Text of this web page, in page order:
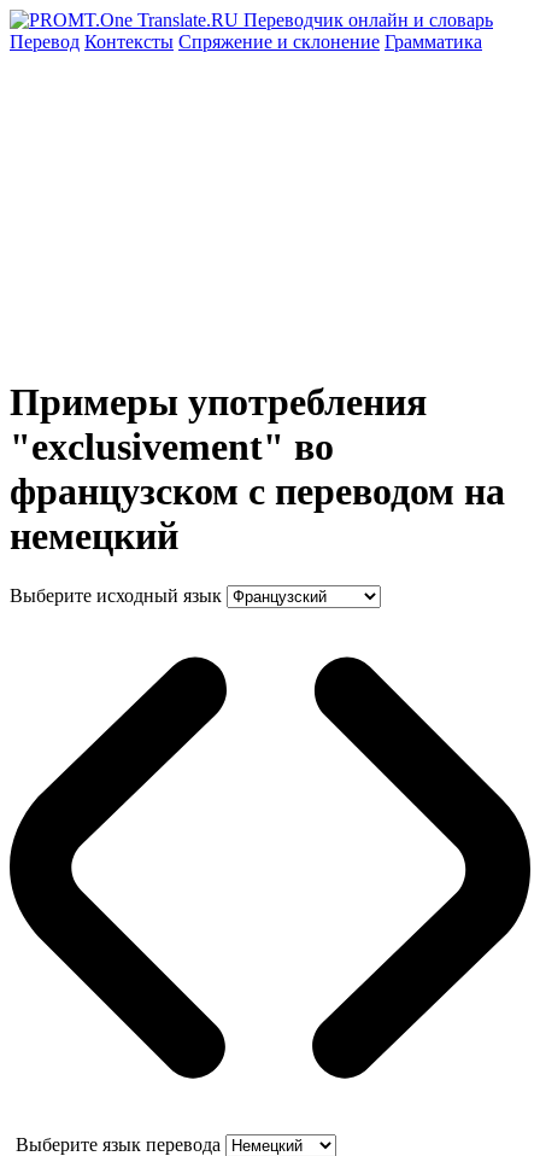
Перевод Контексты Спряжение и склонение Грамматика
Примеры употребления
"exclusivement" во
французском с переводом на
немецкий
Выберите исходный язык
Выберите язык перевода